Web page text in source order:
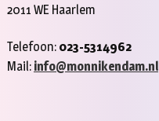
2011 WE Haarlem
Telefoon: 023-5314962
Mail: info@monnikendam.nl